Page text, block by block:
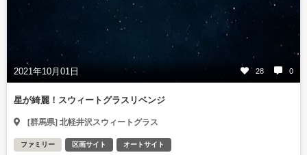
2021年10月01日 28 0
星が綺麗！スウィートグラスリベンジ
[群馬県] 北軽井沢スウィートグラス
ファミリー 区画サイト オートサイト